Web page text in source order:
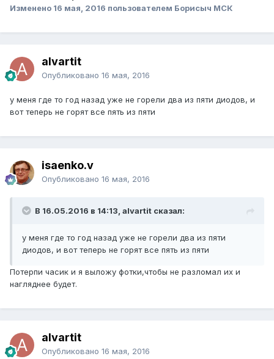
Изменено 16 мая, 2016 пользователем Борисыч МСК
alvartit
Опубликовано 16 мая, 2016
у меня где то год назад уже не горели два из пяти диодов, и
вот теперь не горят все пять из пяти
isaenko.v
Опубликовано 16 мая, 2016
В 16.05.2016 в 14:13, alvartit сказал:
у меня где то год назад уже не горели два из пяти
диодов, и вот теперь не горят все пять из пяти
Потерпи часик и я выложу фотки,чтобы не разломал их и
нагляднее будет.
alvartit
Опубликовано 16 мая, 2016